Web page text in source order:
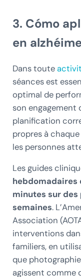
3. Cómo
en
Dans toute
séances est
optimal de
son engagement
planification
propres à
les personnes
Les guides
hebdomadaires
minutes sur des
semaines.
Association
interventions
familiers, en
que
agissent comme